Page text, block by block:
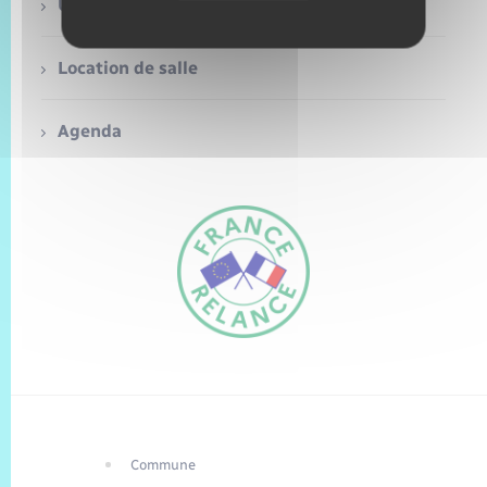
Météo
Urbanisme
Location de salle
Agenda
Commune